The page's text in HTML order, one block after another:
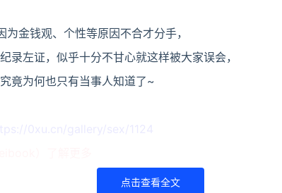
金钱观、个性等原因不合才分手，
录左证，似乎十分不甘心就这样被大家误会，
竟为何也只有当事人知道了~
点击查看全文